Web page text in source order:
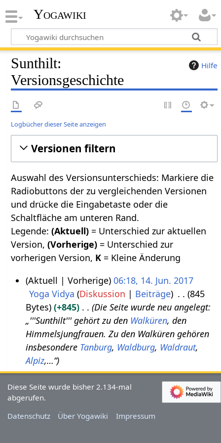
Yogawiki
Hilfe
Sunthilt:
Versionsgeschichte
Logbücher dieser Seite anzeigen
Versionen filtern
Auswahl des Versionsunterschieds: Markiere die
Radiobuttons der zu vergleichenden Versionen
und drücke die Eingabetaste oder die
Schaltfläche am unteren Rand.
Legende:(Aktuell) = Unterschied zur aktuellen
Version,(Vorherige) = Unterschied zur
vorherigen Version, K = Kleine Änderung
2
0
1
Aktuell Vorherige 06:18, 14. Jun. 2017
Yoga Vidya Diskussion Beiträge
845
Bytes
+845
Die Seite wurde neu angelegt:
„'''Sunthilt''' gehört zu den Walküren, den
Himmelsjungfrauen. Zu den Walküren gehören
insbesondere Tanburg, Waldburg, Waldraut,
Alpiz,…“
Diese Seite wurde bisher 2.134-mal
abgerufen.
Datenschutz
Über Yogawiki Impressum